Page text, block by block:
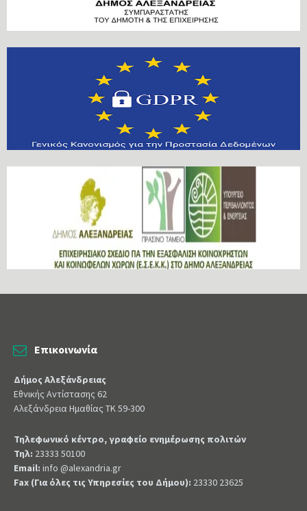
Επικοινωνία
Δήμος Αλεξάνδρειας
Εθνικής Αντίστασης 62
Αλεξάνδρεια Ημαθίας ΤΚ 59-300
Τηλεφωνικό κέντρο, γραφείο ενημέρωσης πολιτών
Τηλ: 23333 50100
Email: info @alexandria.gr
Fax (Για όλες τις Υπηρεσίες του Δήμου): 23330 23625